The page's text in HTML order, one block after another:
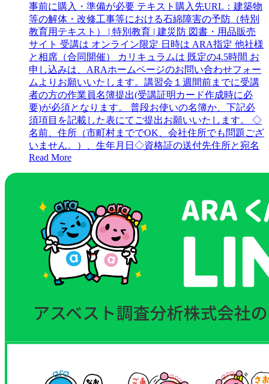
事前に購入・準備が必要 テキスト購入先URL：建築物
等の解体・改修工事等における石綿障害の予防（特別
教育用テキスト） | 特別教育 | 建災防 図書・用品販売
サイト 受講は オンライン限定 日時は ARA指定 他社様
と相席（合同開催） カリキュラムは 既定の4.5時間 お
申し込みは、ARAホームページのお問い合わせフォー
ムよりお願いいたします。講習会１週間前までに受講
者の方の作業員名簿提出(受講証明カード作成時に必
要)が必須となります。 普段お使いの名簿か、下記必
須項目を記載した表にてご提出お願いいたします。 ◇
名前、住所（市町村まででOK、会社住所でも問題ござ
いません。）、生年月日◇資格証の送付先住所と宛名
Read More